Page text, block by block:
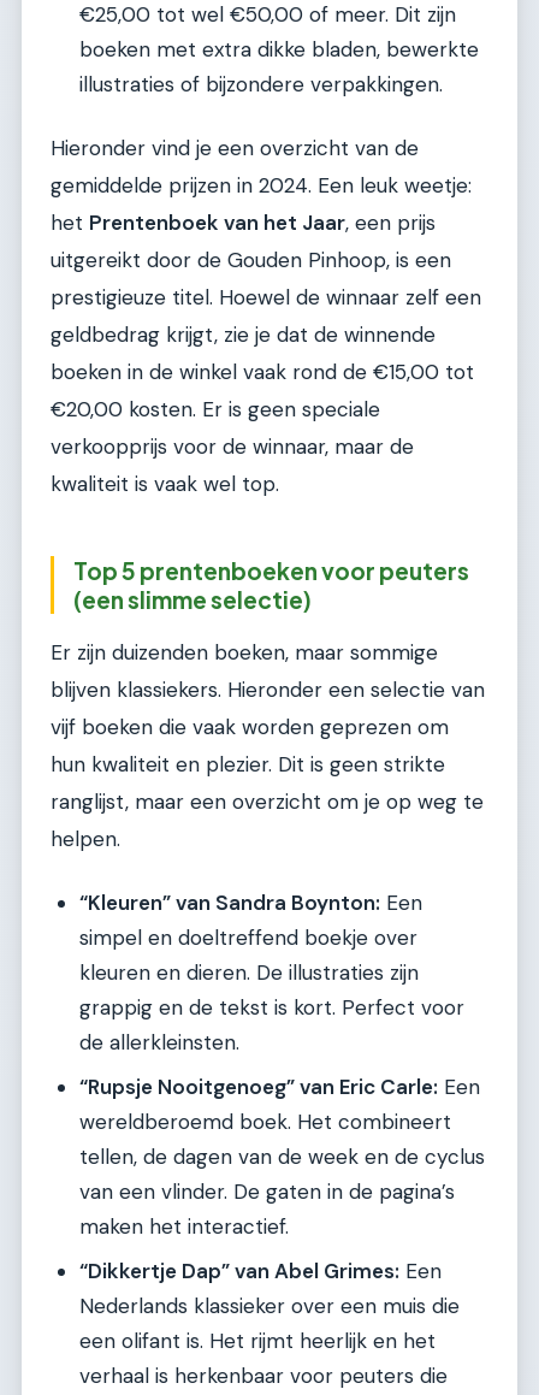
€25,00 tot wel €50,00 of meer. Dit zijn
boeken met extra dikke bladen, bewerkte
illustraties of bijzondere verpakkingen.
Hieronder vind je een overzicht van de
gemiddelde prijzen in 2024. Een leuk weetje:
het Prentenboek van het Jaar, een prijs
uitgereikt door de Gouden Pinhoop, is een
prestigieuze titel. Hoewel de winnaar zelf een
geldbedrag krijgt, zie je dat de winnende
boeken in de winkel vaak rond de €15,00 tot
€20,00 kosten. Er is geen speciale
verkoopprijs voor de winnaar, maar de
kwaliteit is vaak wel top.
Top 5 prentenboeken voor peuters
(een slimme selectie)
Er zijn duizenden boeken, maar sommige
blijven klassiekers. Hieronder een selectie van
vijf boeken die vaak worden geprezen om
hun kwaliteit en plezier. Dit is geen strikte
ranglijst, maar een overzicht om je op weg te
helpen.
“Kleuren” van Sandra Boynton: Een
simpel en doeltreffend boekje over
kleuren en dieren. De illustraties zijn
grappig en de tekst is kort. Perfect voor
de allerkleinsten.
“Rupsje Nooitgenoeg” van Eric Carle: Een
wereldberoemd boek. Het combineert
tellen, de dagen van de week en de cyclus
van een vlinder. De gaten in de pagina’s
maken het interactief.
“Dikkertje Dap” van Abel Grimes: Een
Nederlands klassieker over een muis die
een olifant is. Het rijmt heerlijk en het
verhaal is herkenbaar voor peuters die